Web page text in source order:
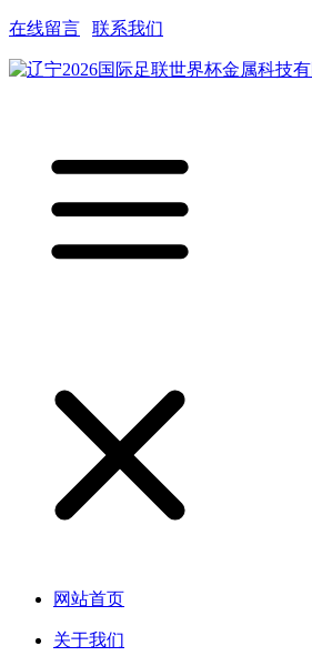
在线留言 联系我们
网站首页
关于我们